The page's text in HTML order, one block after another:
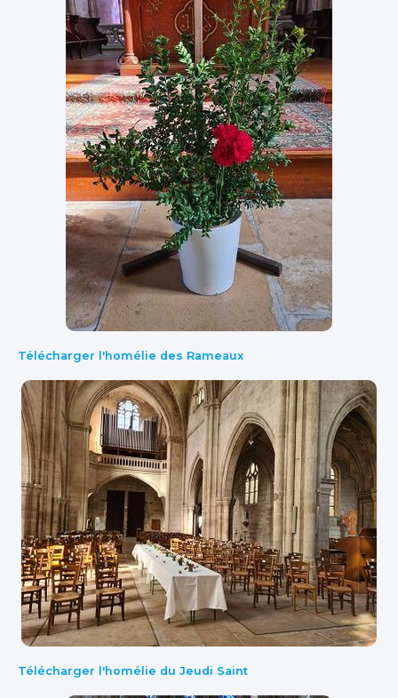
Télécharger l'homélie des Rameaux
Télécharger l'homélie du Jeudi Saint